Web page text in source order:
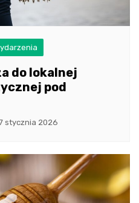
do lokalnej
pod
stycznia 2026